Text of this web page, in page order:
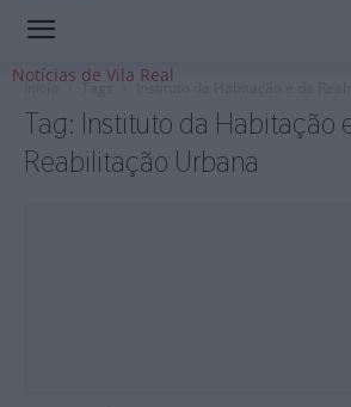
Notícias de Vila Real
Início Tags Instituto da Habitação e da
Tag: Instituto da Habitação
Reabilitação Urbana